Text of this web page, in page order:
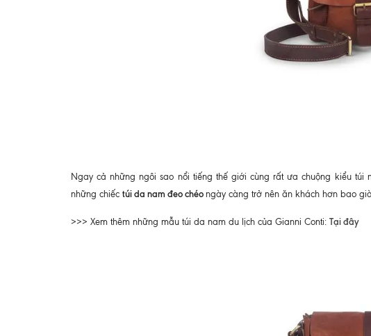
Ngay cả những ngôi sao nổi tiếng thế giới cùng rất ưa chuộng kiểu
những chiếc túi da nam đeo chéo ngày càng trở nên ăn khách hơn bao
>>> Xem thêm những mẫu túi da nam du lịch của Gianni Conti: Tại đây